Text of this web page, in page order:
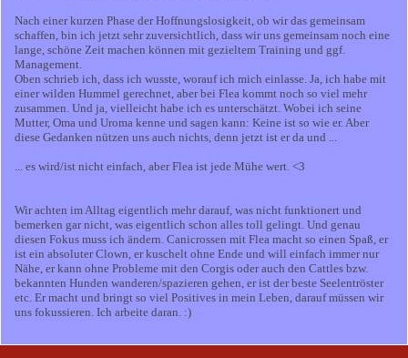
Nach einer kurzen Phase der Hoffnungslosigkeit, ob wir das gemeinsam
schaffen, bin ich jetzt sehr zuversichtlich, dass wir uns gemeinsam noch eine
lange, schöne Zeit machen können mit gezieltem Training und ggf.
Management.
Oben schrieb ich, dass ich wusste, worauf ich mich einlasse. Ja, ich habe mit
einer wilden Hummel gerechnet, aber bei Flea kommt noch so viel mehr
zusammen. Und ja, vielleicht habe ich es unterschätzt. Wobei ich seine
Mutter, Oma und Uroma kenne und sagen kann: Keine ist so wie er. Aber
diese Gedanken nützen uns auch nichts, denn jetzt ist er da und ...
... es wird/ist nicht einfach, aber Flea ist jede Mühe wert. <3
Wir achten im Alltag eigentlich mehr darauf, was nicht funktionert und
bemerken gar nicht, was eigentlich schon alles toll gelingt. Und genau
diesen Fokus muss ich ändern. Canicrossen mit Flea macht so einen Spaß, er
ist ein absoluter Clown, er kuschelt ohne Ende und will einfach immer nur
Nähe, er kann ohne Probleme mit den Corgis oder auch den Cattles bzw.
bekannten Hunden wanderen/spazieren gehen, er ist der beste Seelentröster
etc. Er macht und bringt so viel Positives in mein Leben, darauf müssen wir
uns fokussieren. Ich arbeite daran. :)